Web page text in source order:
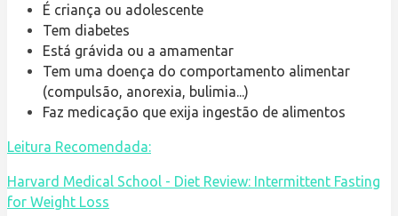
É criança ou adolescente
Tem diabetes
Está grávida ou a amamentar
Tem uma doença do comportamento alimentar
(compulsão, anorexia, bulimia...)
Faz medicação que exija ingestão de alimentos
Leitura Recomendada:
Harvard Medical School - Diet Review: Intermittent Fasting
for Weight Loss